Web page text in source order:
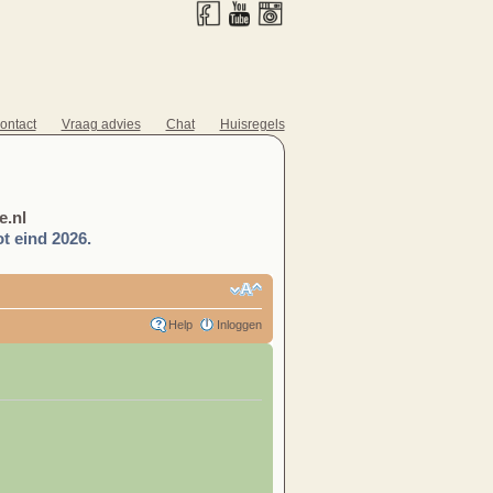
Vraag advies Chat Huisregels
eind 2026.
Help Inloggen